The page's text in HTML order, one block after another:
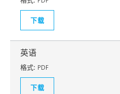
下载
英语
格式: PDF
下载